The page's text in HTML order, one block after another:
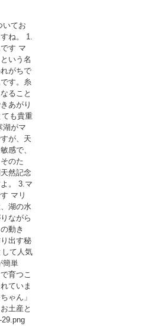
いてお
ね。 1.
す マ
いう名
がちで
す。糸
ること
あがり
ても貴重
湖がマ
が、天
感で、
のた
然記念
。 3.マ
マリ
湖の水
ながら
動き
出す秘
て人気
簡単
育つこ
ていま
ゃん」
土産と